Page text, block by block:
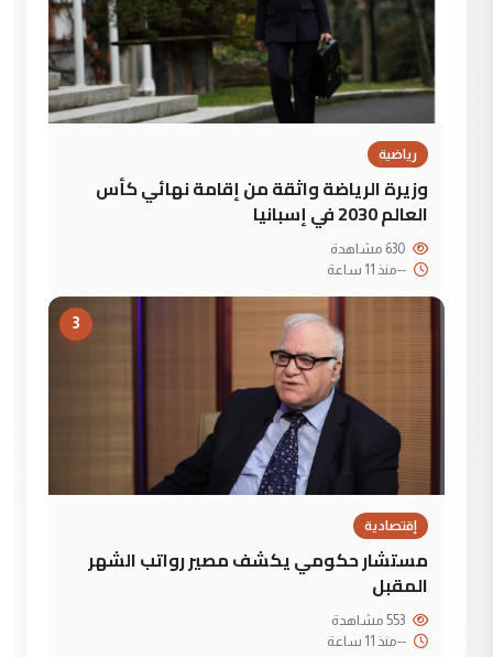
رياضية
وزيرة الرياضة واثقة من إقامة نهائي كأس
العالم 2030 في إسبانيا
--منذ 11 ساعة
3
إقتصادية
مستشار حكومي يكشف مصير رواتب الشهر
المقبل
--منذ 11 ساعة